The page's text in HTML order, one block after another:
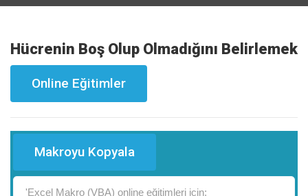
Hücrenin Boş Olup Olmadığını Belirlemek
Online Eğitimler
Makroyu Kopyala